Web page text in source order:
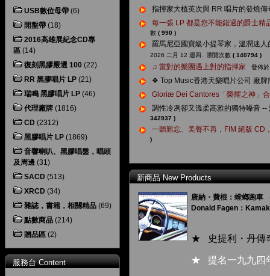
USB數位母帶 (6)
開盤帶 (18)
2016高雄展紀念CD專
區 (14)
復刻黑膠嚴選 100 (22)
RR 黑膠唱片 LP (21)
瑞鳴 黑膠唱片 LP (46)
代理廠牌 (1816)
CD (2312)
黑膠唱片 LP (1869)
音響喇叭、黑膠唱盤，唱頭
及周邊 (31)
SACD (513)
XRCD (34)
雜誌，書籍，相關精品 (69)
點數商品 (214)
贈品區 (2)
服務台 Content
指揮家大植英次與 RR 唱片的發燒傳
每一張 LP 都是您不能錯過的爵士精
數 ( 990 )
羅馬尼亞國寶級小提琴家，溫潤迷
2026 二月 12 週四. 瀏覽次數 ( 140794 )
♫ 當對的樂團遇上對的指揮家 發佈
❖ Top Music香港天樂唱片公司 廠牌
Gloriæ Dei Cantores「榮耀之神」
調性冷冽卻又溫柔高雅的獨特嗓音 --
342937 )
一聽難忘、美聲不再，FIM 絕版 CD
)
新商品 New Products
唐納・費根：螳螂跑車
Donald Fagen：
★ 史提利・丹傳
★ 提名一九九四